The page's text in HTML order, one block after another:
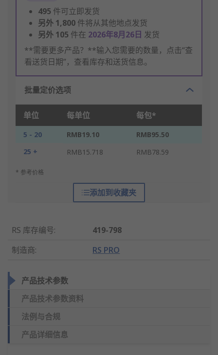
495 件可立即发货
另外 1,800 件将从其他地点发货
另外 105 件在 2026年8月26日 发货
**需要更多产品？**输入您需要的数量，点击“查
看送货日期”，查看库存和送货信息。
批量定价选项
单位 每单位 每包*
5 - 20 RMB19.10
RMB95.50
25 +
RMB15.718 RMB78.59
* 参考价格
添加到收藏夹
RS 库存编号:
419-798
制造商: RS PRO
产品技术参数
产品技术参数资料
法例与合规
产品详细信息